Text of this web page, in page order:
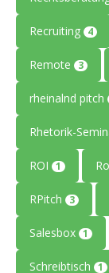
Recruiting 4
Remote 3
rheinalnd pitch
Rhetorik-
ROI 1
RPitch 3
Salesbox 1
Schreibtisch 1